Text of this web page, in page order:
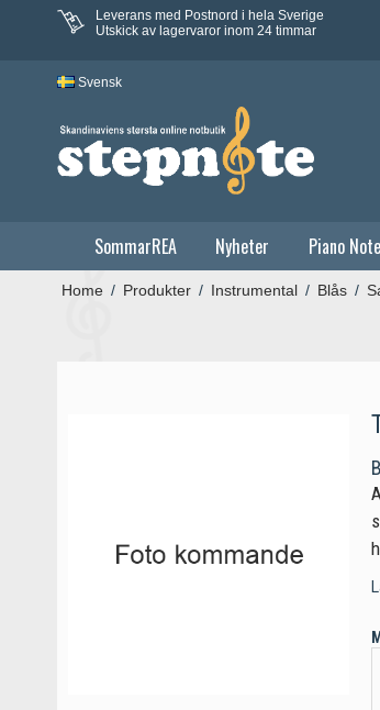
Leverans med Postnord i hela Sverige
Utskick av lagervaror inom 24 timmar
Svensk
SommarREA Nyheter Piano
Home / Produkter / Instrumental / Blås /